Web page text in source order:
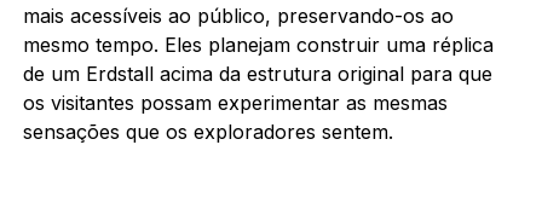
mais acessíveis ao público, preservando-os ao
mesmo tempo. Eles planejam construir uma réplica
de um Erdstall acima da estrutura original para que
os visitantes possam experimentar as mesmas
sensações que os exploradores sentem.